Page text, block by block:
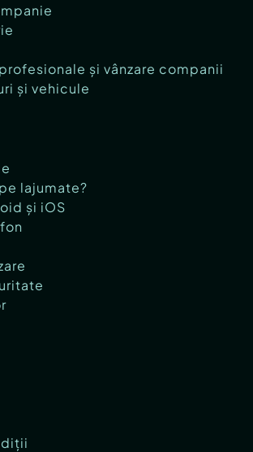
și vânzare companii
și vehicule
lajumate?
și iOS